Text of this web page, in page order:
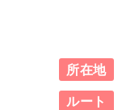
所在地
ルート